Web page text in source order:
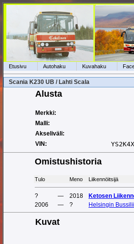
Etusivu Autohaku Kuvahaku
Scania K230 UB / Lahti Scala
Alusta
Merkki:
Malli:
Akseliväli:
VIN:
Omistushistoria
Tulo Meno Liikennöitsijä
? — 2018
Ketosen
2006
— ? Helsingin
Kuvat